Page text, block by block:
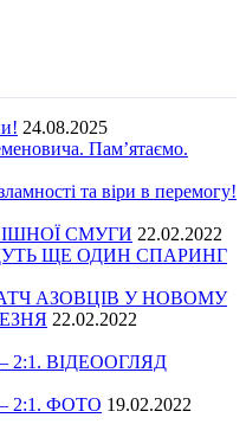
24.08.2025
Пам’ятаємо.
та віри в перемогу!
СМУГИ 22.02.2022
ЩЕ ОДИН СПАРИНГ
АЗОВЦІВ У НОВОМУ
22.02.2022
2:1. ВІДЕООГЛЯД
2:1. ФОТО 19.02.2022